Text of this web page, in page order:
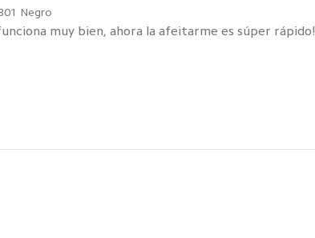
Negro
muy bien, ahora la afeitarme es súper rápido!